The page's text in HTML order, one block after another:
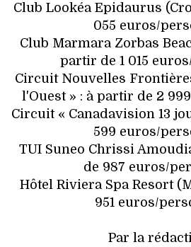
Club Lookéa Epidaurus
055 euros/
Club Marmara Zorbas
partir de 1 015
Circuit Nouvelles
l'Ouest » : à partir de 2
Circuit « Canadavision 13
599 euros/
TUI Suneo Chrissi
de 987 euros/
Hôtel Riviera Spa Resort
951 euros/
Par la